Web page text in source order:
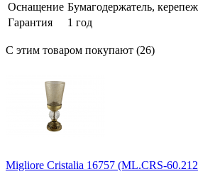
Оснащение Бумагодержатель, керепеж
Гарантия
1 год
С этим товаром покупают (26)
Migliore Cristalia 16757 (ML.CRS-